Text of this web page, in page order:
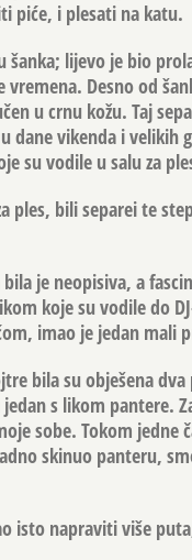
piće, i plesati na katu.
šanka; lijevo je bio
Desno od
u crnu kožu. Taj
dane vikenda i velikih
su vodile u salu za
ples, bili separei te
je neopisiva, a
koje su vodile do
imao je jedan mali
bila su obješena
s likom pantere.
sobe. Tokom
skinuo panteru,
isto napraviti više